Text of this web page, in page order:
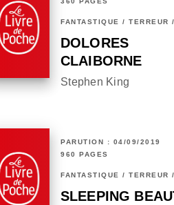
FANTASTIQUE / TERREUR
DOLORES
CLAIBORNE
Stephen King
PARUTION : 04/09/2019
960 PAGES
FANTASTIQUE / TERREUR
SLEEPING